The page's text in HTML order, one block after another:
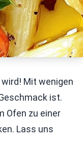
Mit wenigen
ist.
Ofen zu einer
Lass uns